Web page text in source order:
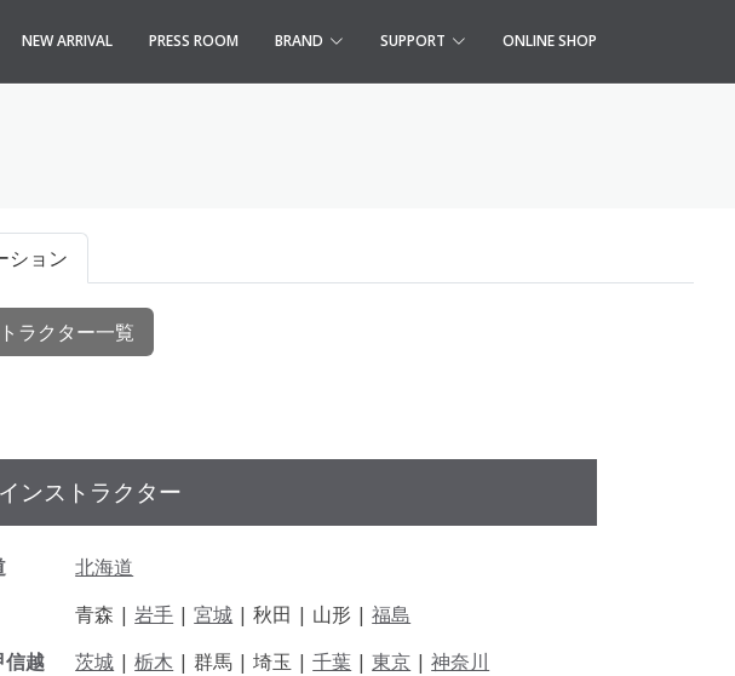
NEW ARRIVAL PRESS ROOM BRAND SUPPORT ONLINE SHOP
ション
ラクター一覧
ンストラクター
北海道
青森 |岩手 |宮城 | 秋田 | 山形 |福島
信越
茨城 |栃木 | 群馬 | 埼玉 |千葉 |東京 |神奈川